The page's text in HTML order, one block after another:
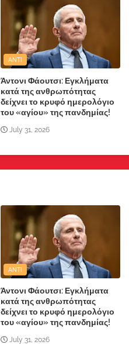
ANTI
Άντονι Φάουτσι: Εγκλήματα
κατά της ανθρωπότητας
δείχνει το κρυφό ημερολόγιο
του «αγίου» της πανδημίας!
July 31, 2026
ANTI
Άντονι Φάουτσι: Εγκλήματα
κατά της ανθρωπότητας
δείχνει το κρυφό ημερολόγιο
του «αγίου» της πανδημίας!
July 31, 2026